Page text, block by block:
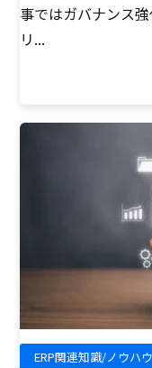
事ではガバナンス
リ...
ERP関連知識/ノウハウ